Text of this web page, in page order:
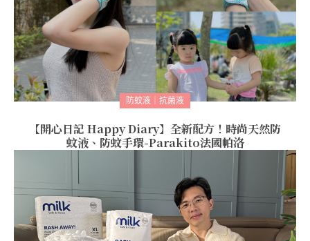
防蚊液｜抗菌液
【開心日記 Happy Diary】全新配方！時尚天然防
蚊液、防蚊手環-Parakito法國帕洛